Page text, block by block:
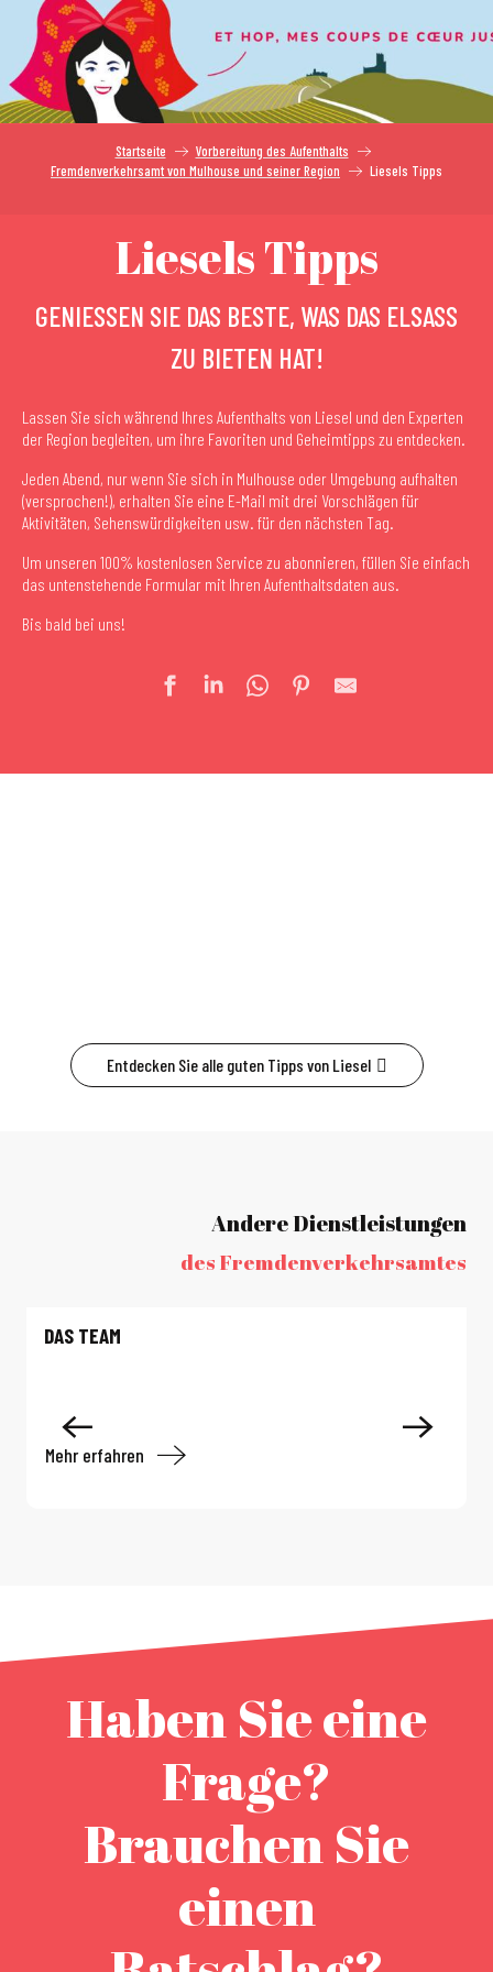
contenu
principal
Startseite
Vorbereitung des Aufenthalts
Fremdenverkehrsamt von Mulhouse und seiner Region
Liesels Tipps
Liesels Tipps
GENIESSEN SIE DAS BESTE, WAS DAS ELSASS
ZU BIETEN HAT!
Lassen Sie sich während Ihres Aufenthalts von Liesel und den Experten
der Region begleiten, um ihre Favoriten und Geheimtipps zu entdecken.
Jeden Abend, nur wenn Sie sich in Mulhouse oder Umgebung aufhalten
(versprochen!), erhalten Sie eine E-Mail mit drei Vorschlägen für
Aktivitäten, Sehenswürdigkeiten usw. für den nächsten Tag.
Um unseren 100% kostenlosen Service zu abonnieren, füllen Sie einfach
das untenstehende Formular mit Ihren Aufenthaltsdaten aus.
Bis bald bei uns!
Entdecken Sie alle guten Tipps von Liesel
Andere Dienstleistungen
des Fremdenverkehrsamtes
DAS TEAM
Mehr erfahren
Haben Sie eine
Frage?
Brauchen Sie
einen